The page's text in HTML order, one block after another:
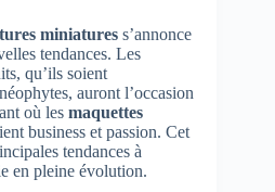
miniatures s’annonce
tendances. Les
qu’ils soient
auront l’occasion
où les maquettes
business et passion. Cet
tendances à
en pleine évolution.